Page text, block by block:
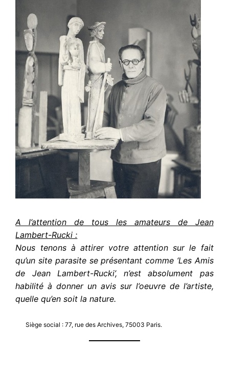
A l’attention de tous les amateurs de Jean
Lambert-Rucki :
Nous tenons à attirer votre attention sur le fait
qu’un site parasite se présentant comme ‘Les Amis
de Jean Lambert-Rucki’, n’est absolument pas
habilité à donner un avis sur l’oeuvre de l’artiste,
quelle qu’en soit la nature.
Siège social : 77, rue des Archives, 75003 Paris.